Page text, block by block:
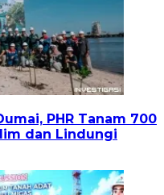
PHR Tanam 700
dan Lindungi